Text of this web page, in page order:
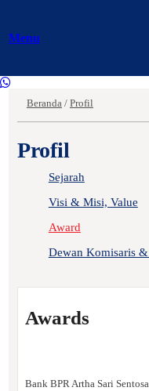
Menu
Beranda / Profil
Profil
Sejarah
Visi & Misi, Value
Award
Dewan Komisaris
Awards
Bank BPR Artha Sari